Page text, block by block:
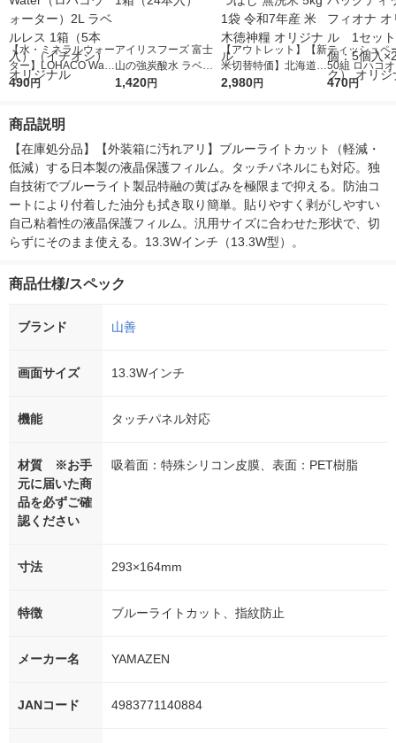
【水・ミネラルウォー
ター】LOHACO Wate
r（ロハコウォータ
シ） オリジナル
490円
アイリスフーズ 富士
山の強炭酸水 ラベル
レス 500ml 1箱（24
1,420円
【アウトレット】【新
米切替特価】北海道産
ななつぼし 無洗米 5k
2,980円
ティッシュペ
50組 ロハコ
ルソフトパッ
オリジナル
470円
商品説明
【在庫処分品】【外装箱に汚れアリ】ブルーライトカット（軽減・
低減）する日本製の液晶保護フィルム。タッチパネルにも対応。独
自技術でブルーライト製品特融の黄ばみを極限まで抑える。防油コ
ートにより付着した油分も拭き取り簡単。貼りやすく剥がしやすい
自己粘着性の液晶保護フィルム。汎用サイズに合わせた形状で、切
らずにそのまま使える。13.3Wインチ（13.3W型）。
商品仕様/スペック
ブランド 山善
画面サイズ 13.3Wインチ
機能 タッチパネル対応
材質 ※お手
元に届いた商
品を必ずご確
認ください
吸着面：特殊シリコン皮膜、表面：PET樹脂
寸法 293×164mm
特徴 ブルーライトカット、指紋防止
メーカー名 YAMAZEN
JANコード 4983771140884